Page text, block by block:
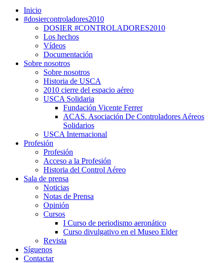
Inicio
#dosiercontroladores2010
DOSIER #CONTROLADORES2010
Los hechos
Vídeos
Documentación
Sobre nosotros
Sobre nosotros
Historia de USCA
2010 cierre del espacio aéreo
USCA Solidaria
Fundación Vicente Ferrer
ACAS. Asociación De Controladores Aéreos
Solidarios
USCA Internacional
Profesión
Profesión
Acceso a la Profesión
Historia del Control Aéreo
Sala de prensa
Noticias
Notas de Prensa
Opinión
Cursos
I Curso de periodismo aeronático
Curso divulgativo en el Museo Elder
Revista
Síguenos
Contactar